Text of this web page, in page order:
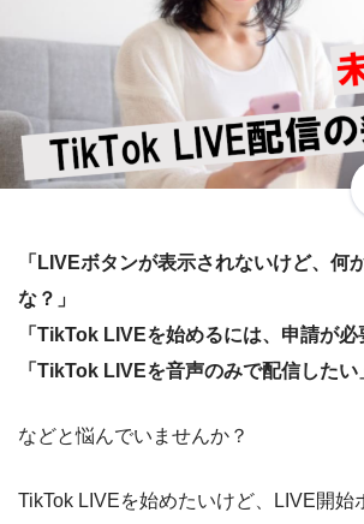
「LIVEボタンが表示されないけど、何
な？」
「TikTok LIVEを始めるには、申請が必
「TikTok LIVEを音声のみで配信したい
などと悩んでいませんか？
TikTok LIVEを始めたいけど、LIVE開始